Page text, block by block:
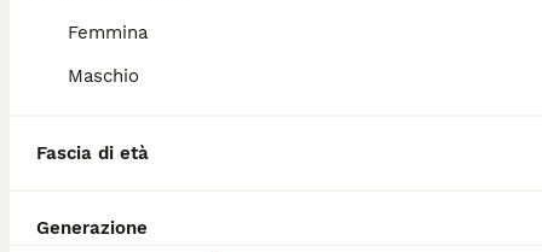
Femmina
Maschio
Fascia di età
Generazione
Quanto dura la vita di un
Bullmastiff?